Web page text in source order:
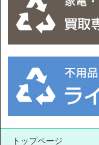
トップページ